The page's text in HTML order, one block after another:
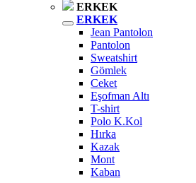
ERKEK
ERKEK
Jean Pantolon
Pantolon
Sweatshirt
Gömlek
Ceket
Eşofman Altı
T-shirt
Polo K.Kol
Hırka
Kazak
Mont
Kaban